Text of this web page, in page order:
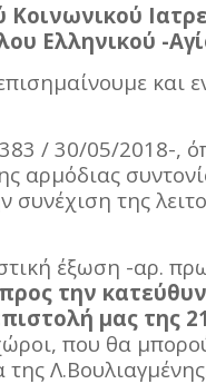
Ελληνικού -
και
/ 30/05/2018-,
αρμόδιας
συνέχιση της
έξωση -αρ.
την
μας της
που θα